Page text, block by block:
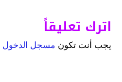
اترك تعليقاً
يجب أنت تكون مسجل الدخول